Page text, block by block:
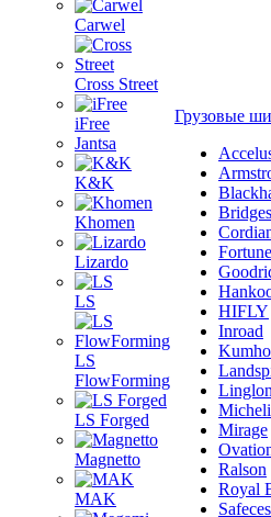
Carwel
Cross Street
iFree
Jantsa
K&K
Khomen
Lizardo
LS
LS
FlowForming
LS Forged
Magnetto
MAK
Грузовые
Fortune
HIFLY
Inroad
Kumho
Mirage
Ralson
Royal